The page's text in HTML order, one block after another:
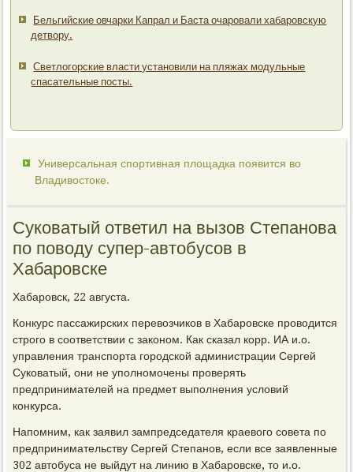
Бельгийские овчарки Капрал и Баста очаровали хабаровскую
детвору.
Светлогорские власти установили на пляжах модульные
спасательные посты.
Универсальная спортивная площадка появится во
Владивостоке.
Суковатый ответил на вызов Степанова
по поводу супер-автобусов в
Хабаровске
Хабаровск, 22 августа.
Конкурс пассажирских перевозчиков в Хабаровске проводится
строго в соответствии с законом. Как сказал корр. ИА и.о.
управления транспорта городской администрации Сергей
Суковатый, они не уполномочены проверять
предпринимателей на предмет выполнения условий
конкурса.
Напомним, как заявил зампредседателя краевого совета по
предпринимательству Сергей Степанов, если все заявленные
302 автобуса не выйдут на линию в Хабаровске, то и.о.